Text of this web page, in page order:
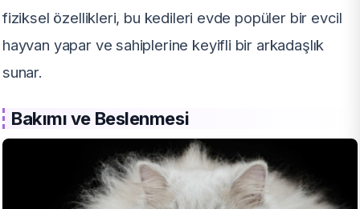
fiziksel özellikleri, bu kedileri evde popüler bir evcil
hayvan yapar ve sahiplerine keyifli bir arkadaşlık
sunar.
Bakımı ve Beslenmesi